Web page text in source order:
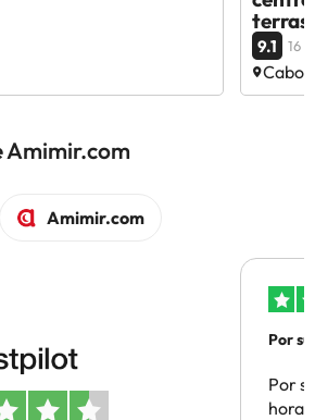
9.1 16
Amimir.com
Amimir.com
Por
Por
hora